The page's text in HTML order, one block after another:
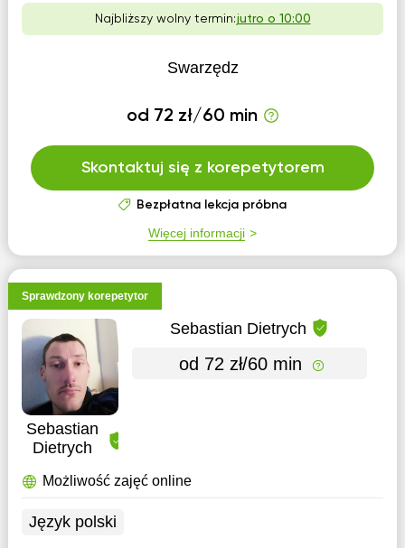
Najbliższy wolny termin:jutro o 10:00
Swarzędz
od 72 zł/60 min
Skontaktuj się z korepetytorem
Bezpłatna lekcja próbna
Więcej informacji
Sprawdzony korepetytor
Sebastian
Dietrych
Sebastian Dietrych
od 72 zł/60 min
Możliwość zajęć online
Język polski